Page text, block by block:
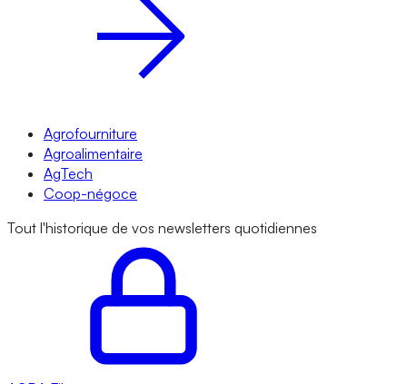
Agrofourniture
Agroalimentaire
AgTech
Coop-négoce
Tout l'historique de vos newsletters quotidiennes